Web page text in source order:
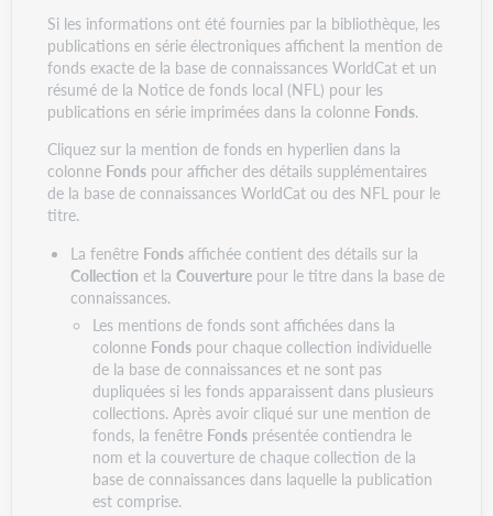
Si les informations ont été fournies par la bibliothèque, les
publications en série électroniques affichent la mention de
fonds exacte de la base de connaissances WorldCat et un
résumé de la Notice de fonds local (NFL) pour les
publications en série imprimées dans la colonne Fonds.
Cliquez sur la mention de fonds en hyperlien dans la
colonne Fonds pour afficher des détails supplémentaires
de la base de connaissances WorldCat ou des NFL pour le
titre.
La fenêtre Fondsaffichée contient des détails sur la
Collection et la Couverturepour le titre dans la base de
connaissances.
Les mentions de fonds sont affichées dans la
colonne Fondspour chaque collection individuelle
de la base de connaissances et ne sont pas
dupliquées si les fonds apparaissent dans plusieurs
collections. Après avoir cliqué sur une mention de
fonds, la fenêtre Fondsprésentée contiendra le
nom et la couverture de chaque collection de la
base de connaissances dans laquelle la publication
est comprise.